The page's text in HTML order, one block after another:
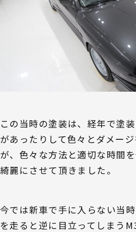
この当時の塗装は、経年で塗
があったりして色々とダメー
が、色々な方法と適切な時間
綺麗にさせて頂きました。
今では新車で手に入らない当
を走ると逆に目立ってしまう